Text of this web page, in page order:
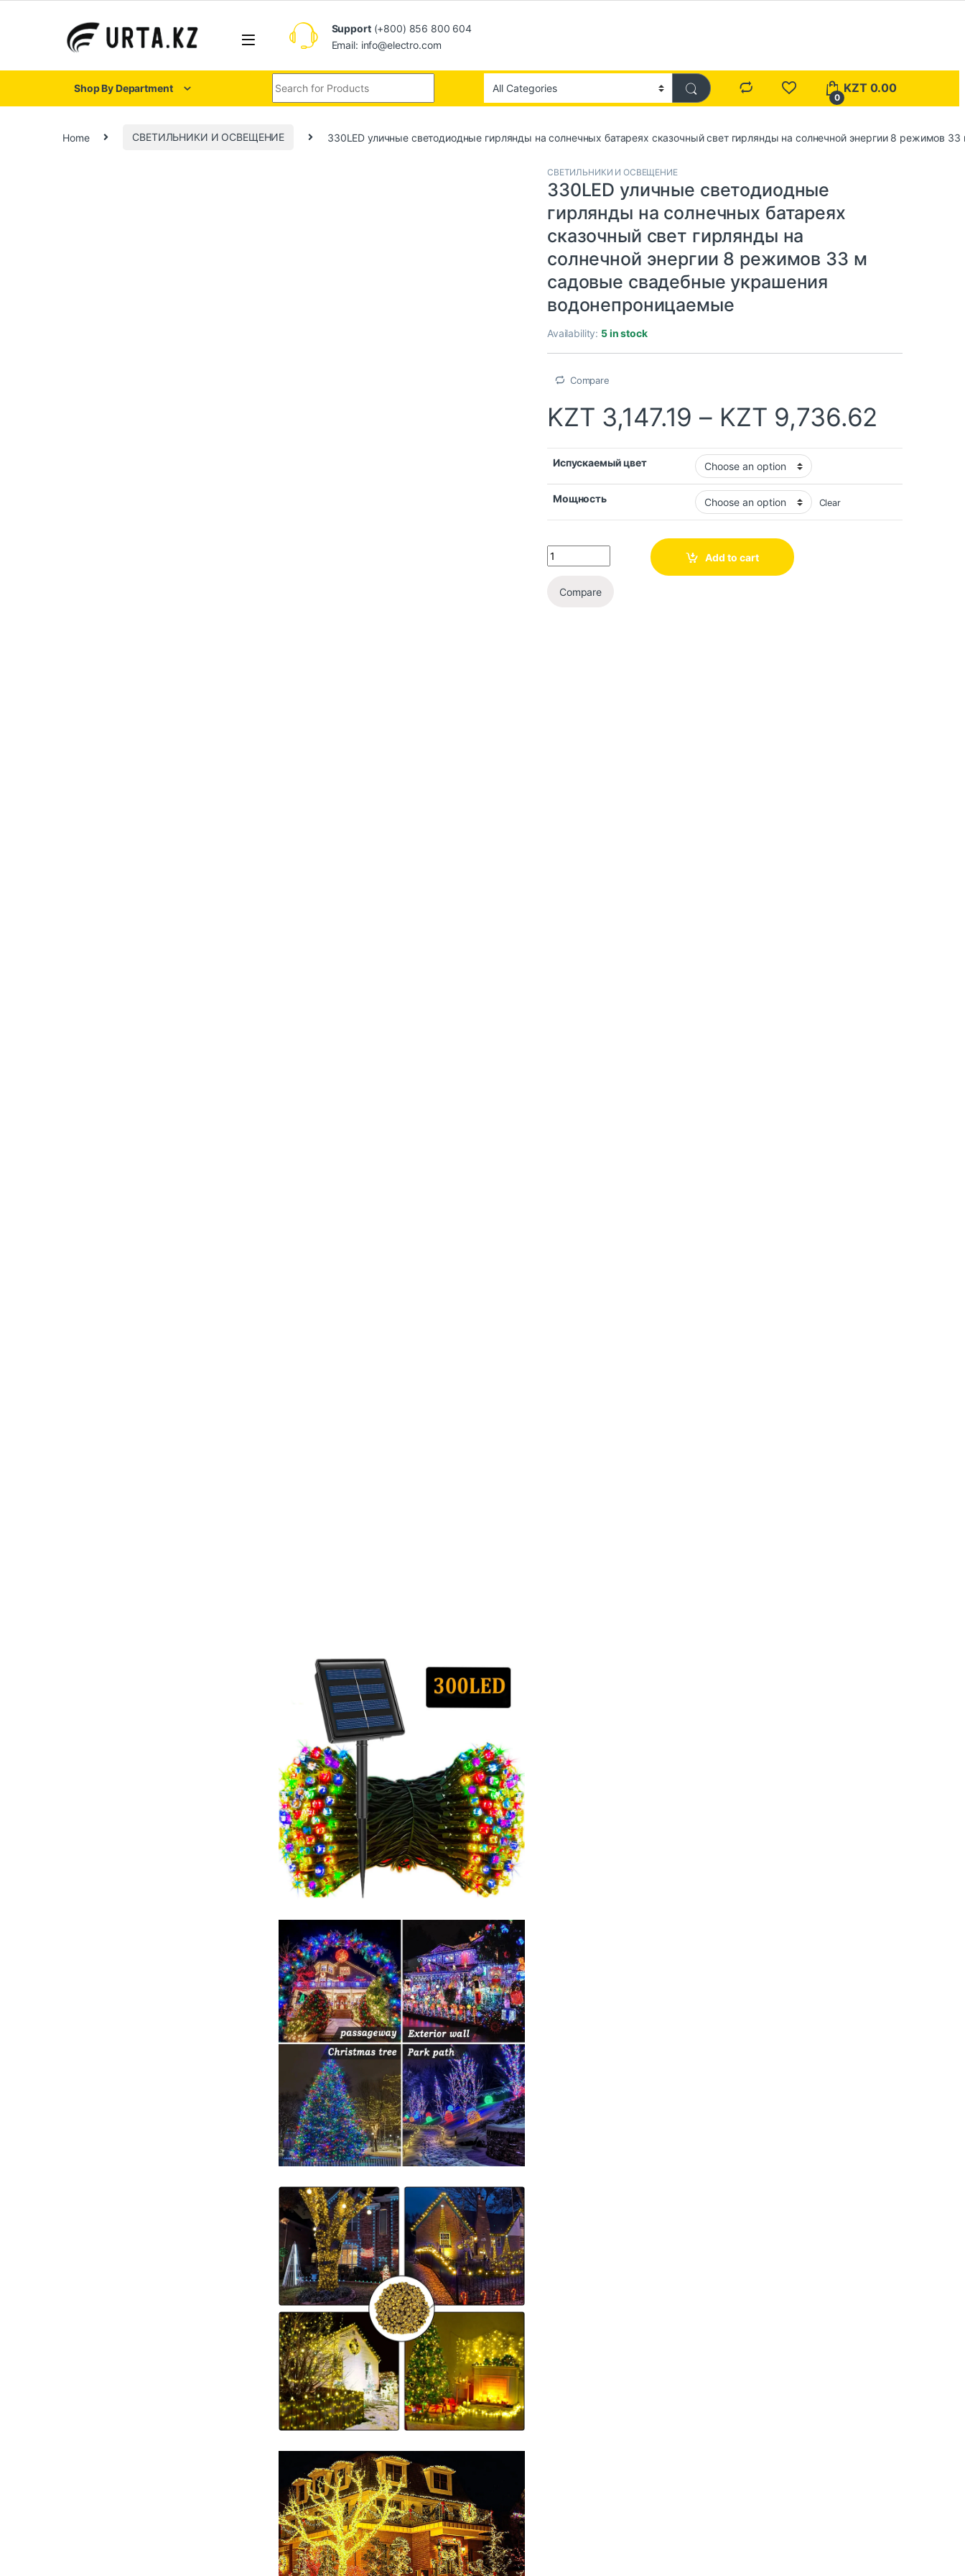
Support(+800) 856 800 604
Email: info@electro.com
Shop By Department
0
KZT 0.00
Home СВЕТИЛЬНИКИ И ОСВЕЩЕНИЕ 330LED уличные светодиодные гирлянды на солнечных батареях сказочный свет гирлянды на солнечной энергии 8 режимов
СВЕТИЛЬНИКИ И ОСВЕЩЕНИЕ
330LED уличные светодиодные
гирлянды на солнечных батареях
сказочный свет гирлянды на
солнечной энергии 8 режимов 33 м
садовые свадебные украшения
водонепроницаемые
Availability: 5 in stock
Compare
KZT 3,147.19 – KZT 9,736.62
Испускаемый цвет
Мощность Clear
Add to cart
Compare